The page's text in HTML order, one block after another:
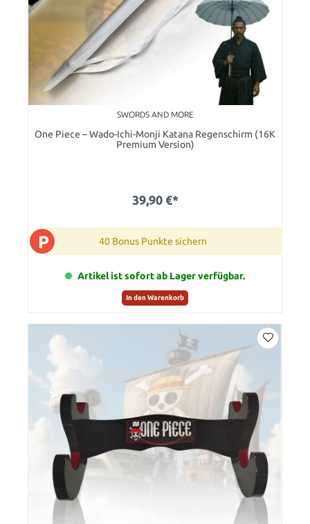
SWORDS AND MORE
One Piece – Wado-Ichi-Monji Katana Regenschirm (16K
Premium Version)
39,90 €*
P 40 Bonus Punkte sichern
Artikel ist sofort ab Lager verfügbar.
In den Warenkorb